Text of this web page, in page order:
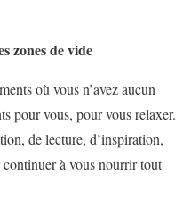
zones de vide
où vous n’avez aucun
pour vous, pour vous relaxer.
de lecture, d’inspiration,
continuer à vous nourrir tout